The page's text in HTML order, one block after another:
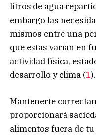
litros de agua
embargo las
mismos entre una
que estas varían en
actividad física,
desarrollo y clima (1).
Mantenerte
proporcionará
alimentos fuera de